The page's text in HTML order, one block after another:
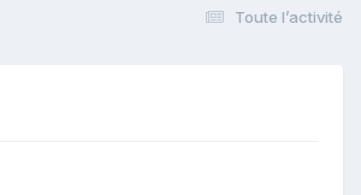
Toute l’activité